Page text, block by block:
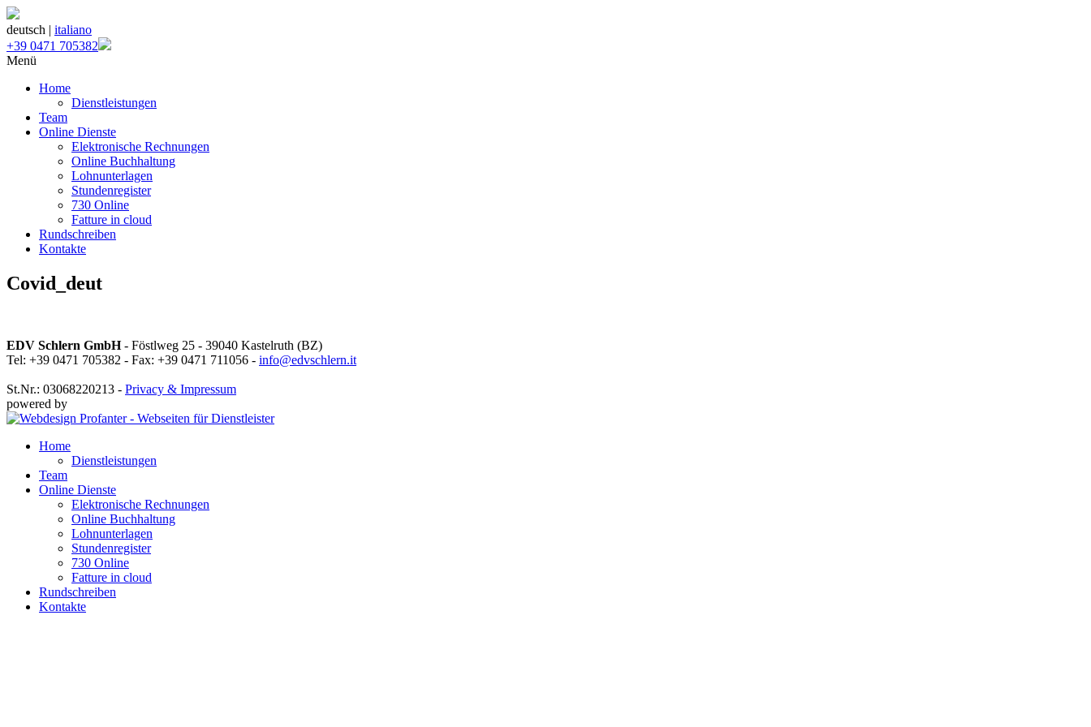
deutsch | italiano
+39 0471 705382
Menü
Home
Dienstleistungen
Team
Online Dienste
Elektronische Rechnungen
Online Buchhaltung
Lohnunterlagen
Stundenregister
730 Online
Fatture in cloud
Rundschreiben
Kontakte
Covid_deut
EDV Schlern GmbH- Föstlweg 25 - 39040 Kastelruth (BZ)
Tel: +39 0471 705382 - Fax: +39 0471 711056 - info@edvschlern.it
St.Nr.: 03068220213 - Privacy & Impressum
powered by
Home
Dienstleistungen
Team
Online Dienste
Elektronische Rechnungen
Online Buchhaltung
Lohnunterlagen
Stundenregister
730 Online
Fatture in cloud
Rundschreiben
Kontakte